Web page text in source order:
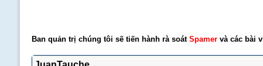
Ban quản trị chúng tôi sẽ tiến hành rà soát Spamervà các bài